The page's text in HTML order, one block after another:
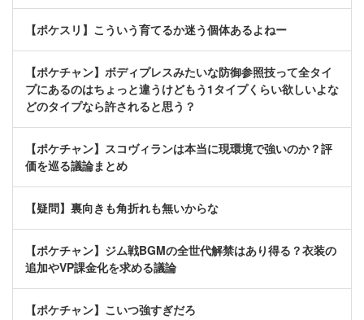
【ポケスリ】こういう育てるか迷う個体あるよねー
【ポケチャン】ボディプレスみたいな防御参照技って全タイ
プにあるのはちょっと違うけどもう1タイプくらい欲しいよな
どのタイプなら許されると思う？
【ポケチャン】スコヴィランは本当に現環境で強いのか？評
価を巡る議論まとめ
【疑問】裏向きも角折れも無いからな
【ポケチャン】ジム戦BGMの全世代解禁はあり得る？衣装の
追加やVP課金化を求める議論
【ポケチャン】こいつ強すぎだろ